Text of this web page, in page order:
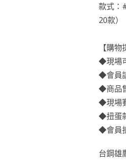
款式
20款）
【購物
◆現場
◆會員
◆商品
◆現場
◆扭蛋
◆會員
台鋼雄